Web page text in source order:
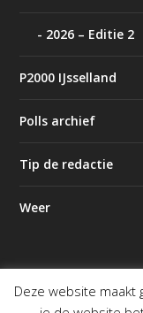
2026 – Editie 2
P2000 IJsselland
Polls archief
Tip de redactie
Weer
Ontworpen door
Deze website maakt